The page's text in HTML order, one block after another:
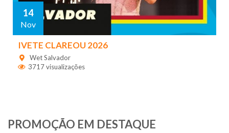
14
Nov
IVETE CLAREOU 2026
Wet Salvador
3717 visualizações
PROMOÇÃO EM DESTAQUE